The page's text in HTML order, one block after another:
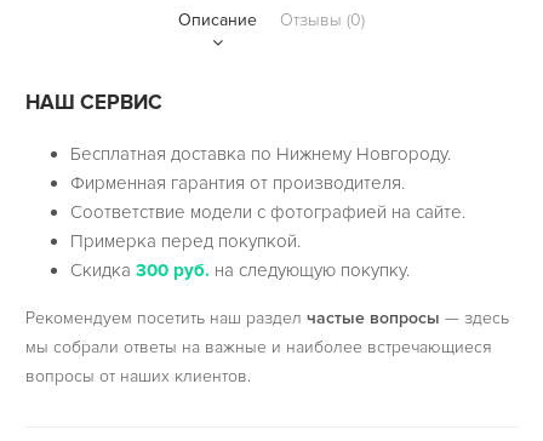
Описание Отзывы (0)
НАШ СЕРВИС
Бесплатная доставка по Нижнему Новгороду.
Фирменная гарантия от производителя.
Соответствие модели с фотографией на сайте.
Примерка перед покупкой.
Скидка300 руб. на следующую покупку.
Рекомендуем посетить наш раздел частые вопросы — здесь
мы собрали ответы на важные и наиболее встречающиеся
вопросы от наших клиентов.